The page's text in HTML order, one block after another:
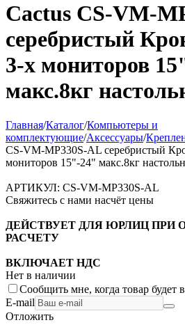
Cactus CS-VM-
серебристый
3-х мониторов
макс.8кг
Главная/Каталог/Компьютеры и
комплектующие/Аксессуары/
CS-VM-MP330S-AL серебристый
мониторов 15"-24" макс.8кг
АРТИКУЛ: CS-VM-MP330S-AL
Свяжитесь с нами насчёт цены
ДЕЙСТВУЕТ ДЛЯ ЮРЛИЦ ПРИ
РАСЧЕТУ
ВКЛЮЧАЕТ НДС
Нет в наличии
Сообщить мне, когда товар будет
E-mail
Отложить